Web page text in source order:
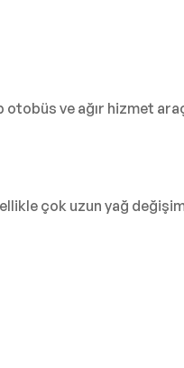
ve ağır hizmet
çok uzun yağ